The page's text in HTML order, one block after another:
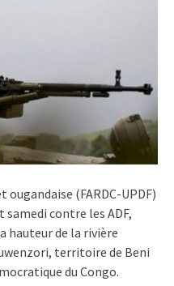
(FARDC-UPDF)
contre les ADF,
de la rivière
territoire de Beni
du Congo.